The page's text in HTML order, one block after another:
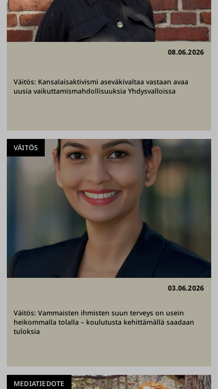
08.06.2026
Väitös: Kansalaisaktivismi aseväkivaltaa vastaan avaa
uusia vaikuttamismahdollisuuksia Yhdysvalloissa
03.06.2026
Väitös: Vammaisten ihmisten suun terveys on usein
heikommalla tolalla – koulutusta kehittämällä saadaan
tuloksia
VÄITÖS
MEDIATIEDOTE